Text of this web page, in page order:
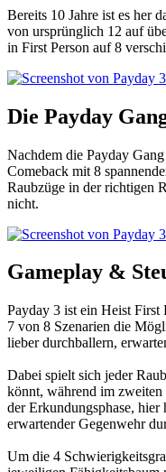
Bereits 10 Jahre ist es her
von ursprünglich 12 auf
in First Person auf 8
Die Payday
Nachdem die Payday
Comeback mit 8
Raubzüge in der richtigen
nicht.
Gameplay &
Payday 3 ist ein Heist First
7 von 8 Szenarien die
lieber durchballern,
Dabei spielt sich jeder
könnt, während im zweiten
der Erkundungsphase,
erwartender Gegenwehr
Um die 4